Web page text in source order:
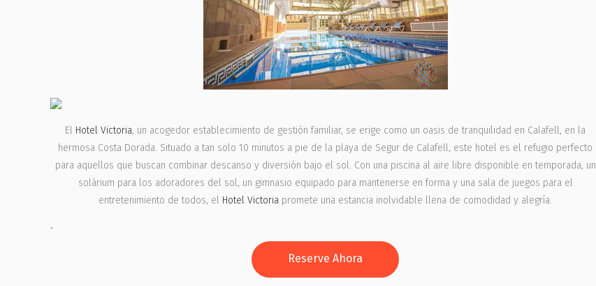
El Hotel Victoria, un acogedor establecimiento de gestión familiar, se erige como un oasis de tranquilidad en Calafell, en la
hermosa Costa Dorada. Situado a tan solo 10 minutos a pie de la playa de Segur de Calafell, este hotel es el refugio perfecto
para aquellos que buscan combinar descanso y diversión bajo el sol. Con una piscina al aire libre disponible en temporada, un
solárium para los adoradores del sol, un gimnasio equipado para mantenerse en forma y una sala de juegos para el
entretenimiento de todos, el Hotel Victoria promete una estancia inolvidable llena de comodidad y alegría.
.
Reserve Ahora